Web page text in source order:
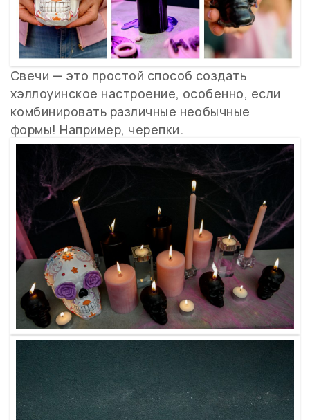
Свечи — это простой способ создать
хэллоуинское настроение, особенно, если
комбинировать различные необычные
формы! Например, черепки.